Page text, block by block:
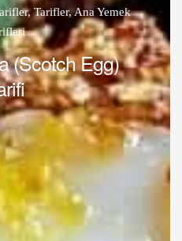
,Tarifler,Ana Yemek
(Scotch Egg)